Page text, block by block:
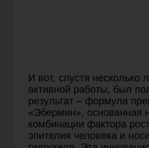
Однако в 1990-е годы, после распада
Советского Союза, поставки «Эбермина»
в Россию прекратились. Это было
связано с трудностями в экономике и
сокращением финансирования научно-
исследовательских и производственных
процессов.